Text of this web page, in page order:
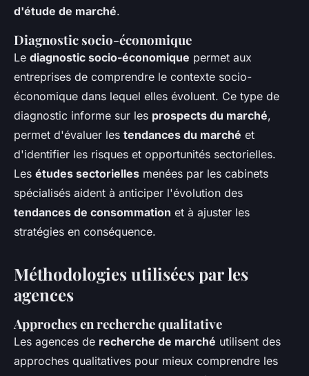
d'étude de marché.
Diagnostic socio-économique
Le diagnostic socio-économique permet aux
entreprises de comprendre le contexte socio-
économique dans lequel elles évoluent. Ce type de
diagnostic informe sur les prospects du marché,
permet d'évaluer les tendances du marché et
d'identifier les risques et opportunités sectorielles.
Les études sectorielles menées par les cabinets
spécialisés aident à anticiper l'évolution des
tendances de consommation et à ajuster les
stratégies en conséquence.
Méthodologies utilisées par les
agences
Approches en recherche qualitative
Les agences de recherche de marché utilisent des
approches qualitatives pour mieux comprendre les